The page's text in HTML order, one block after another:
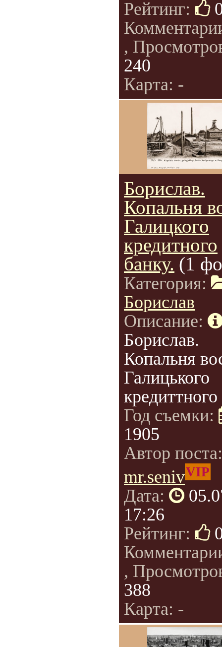
Рейтинг:
,
240
Карта: -
Борислав.
Копальня
Галицкого
кредитного
банку. (1
Категория:
Борислав
Описание:
Борислав.
Копальня
Галицького
кредиттного
Год съемки:
1905
Автор
mr.senivVIP
Дата:
17:26
Рейтинг:
,
388
Карта: -